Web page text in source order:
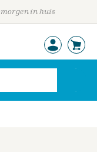
in huis